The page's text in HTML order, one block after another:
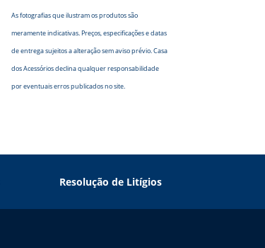
As fotografias que ilustram os produtos são
meramente indicativas. Preços, especificações e datas
de entrega sujeitos a alteração sem aviso prévio. Casa
dos Acessórios declina qualquer responsabilidade
por eventuais erros publicados no site.
Resolução de Litígios